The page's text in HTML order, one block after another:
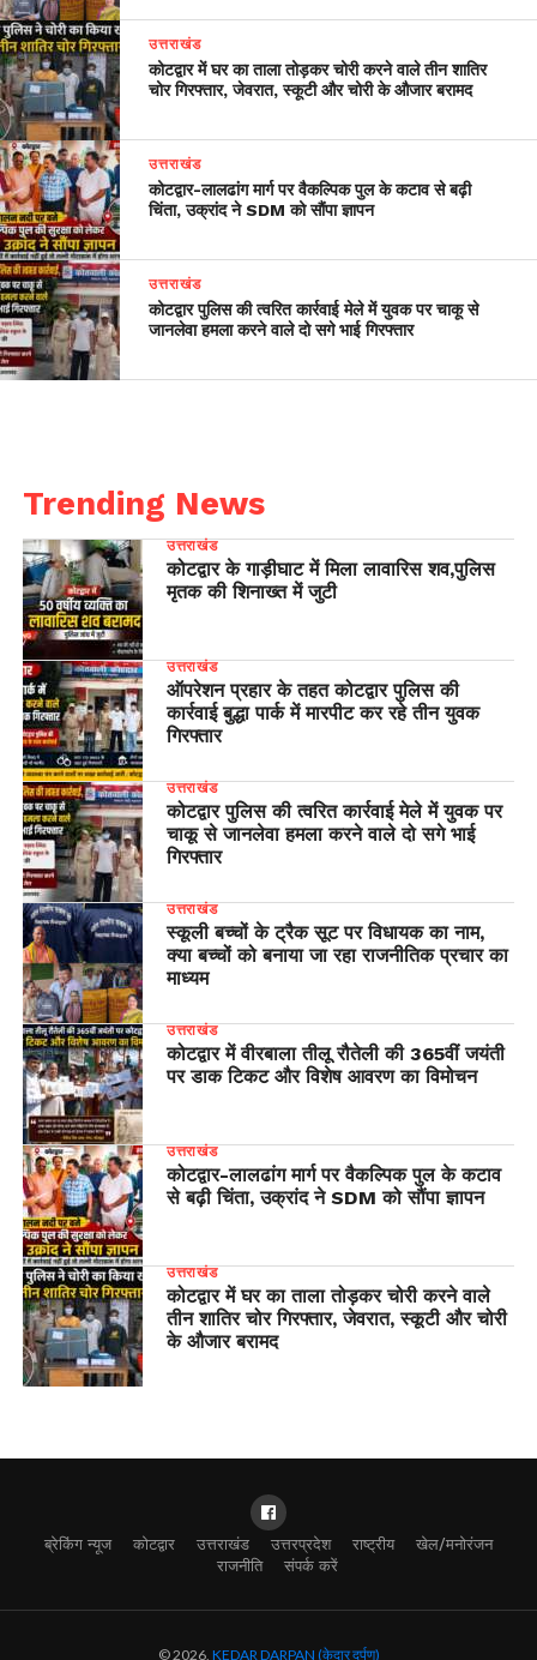
उत्तराखंड
कोटद्वार में घर का ताला तोड़कर चोरी करने वाले तीन शातिर
चोर गिरफ्तार, जेवरात, स्कूटी और चोरी के औजार बरामद
उत्तराखंड
​कोटद्वार-लालढांग मार्ग पर वैकल्पिक पुल के कटाव से बढ़ी
चिंता, उक्रांद ने SDM को सौंपा ज्ञापन
उत्तराखंड
कोटद्वार पुलिस की त्वरित कार्रवाई मेले में युवक पर चाकू से
जानलेवा हमला करने वाले दो सगे भाई गिरफ्तार
Trending News
उत्तराखंड
कोटद्वार के गाड़ीघाट में मिला लावारिस शव,पुलिस
मृतक की शिनाख्त में जुटी
उत्तराखंड
ऑपरेशन प्रहार के तहत कोटद्वार पुलिस की
कार्रवाई बुद्धा पार्क में मारपीट कर रहे तीन युवक
गिरफ्तार
उत्तराखंड
कोटद्वार पुलिस की त्वरित कार्रवाई मेले में युवक पर
चाकू से जानलेवा हमला करने वाले दो सगे भाई
गिरफ्तार
उत्तराखंड
स्कूली बच्चों के ट्रैक सूट पर विधायक का नाम,
क्या बच्चों को बनाया जा रहा राजनीतिक प्रचार का
माध्यम
उत्तराखंड
कोटद्वार में वीरबाला तीलू रौतेली की 365वीं जयंती
पर डाक टिकट और विशेष आवरण का विमोचन
उत्तराखंड
​कोटद्वार-लालढांग मार्ग पर वैकल्पिक पुल के कटाव
से बढ़ी चिंता, उक्रांद ने SDM को सौंपा ज्ञापन
उत्तराखंड
कोटद्वार में घर का ताला तोड़कर चोरी करने वाले
तीन शातिर चोर गिरफ्तार, जेवरात, स्कूटी और चोरी
के औजार बरामद
ब्रेकिंग न्यूज कोटद्वार उत्तराखंड उत्तरप्रदेश राष्ट्रीय
खेल/मनोरंजन
राजनीति
संपर्क करें
© 2026, KEDAR DARPAN (केदार दर्पण)